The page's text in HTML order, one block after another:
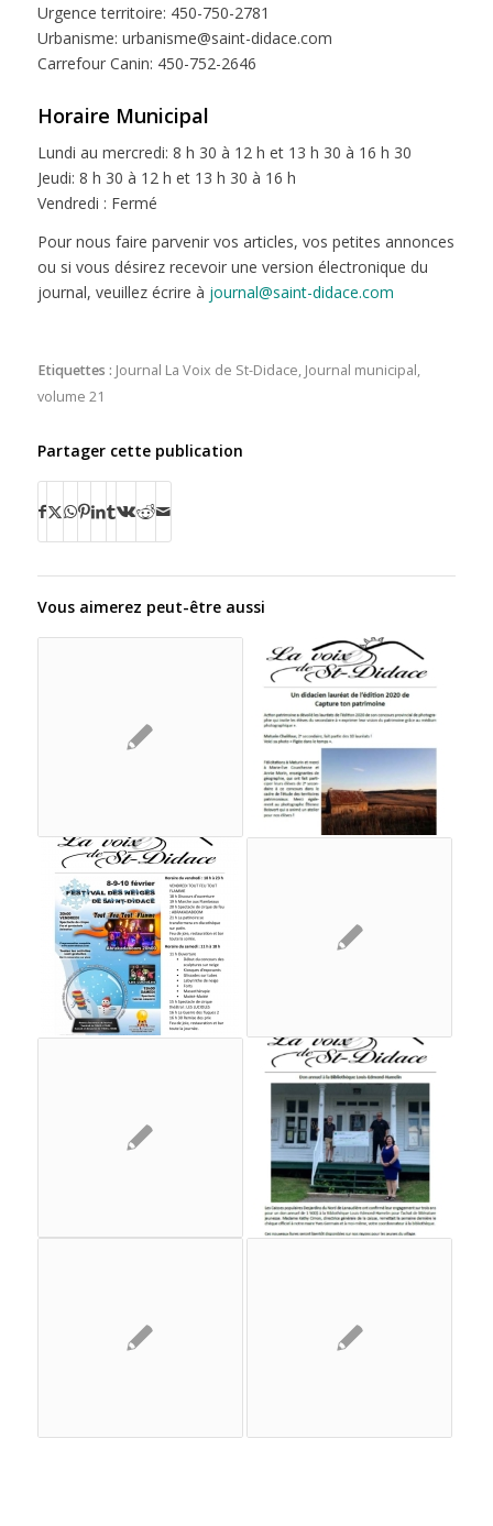
Urgence territoire: 450-750-2781
Urbanisme: urbanisme@saint-didace.com
Carrefour Canin: 450-752-2646
Horaire Municipal
Lundi au mercredi: 8 h 30 à 12 h et 13 h 30 à 16 h 30
Jeudi: 8 h 30 à 12 h et 13 h 30 à 16 h
Vendredi : Fermé
Pour nous faire parvenir vos articles, vos petites annonces
ou si vous désirez recevoir une version électronique du
journal, veuillez écrire à journal@saint-didace.com
Etiquettes : Journal La Voix de St-Didace, Journal municipal,
volume 21
Partager cette publication
Vous aimerez peut-être aussi